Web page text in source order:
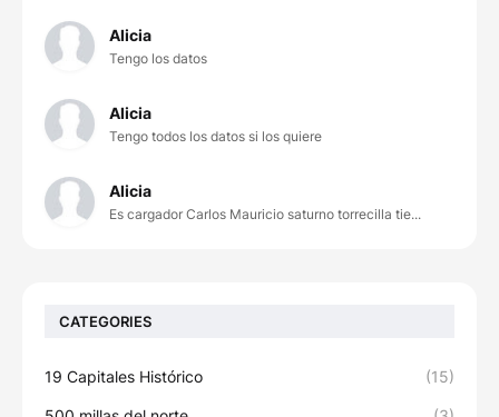
Alicia
Tengo los datos
Alicia
Tengo todos los datos si los quiere
Alicia
Es cargador Carlos Mauricio saturno torrecilla tie...
CATEGORIES
19 Capitales Histórico (15)